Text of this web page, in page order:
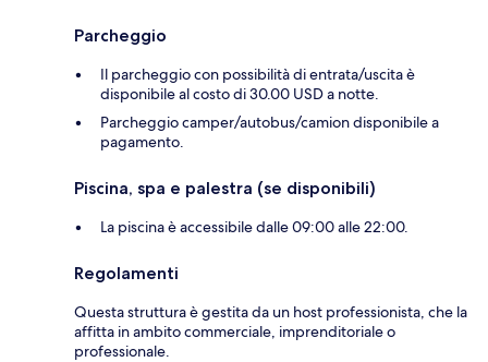
Parcheggio
Il parcheggio con possibilità di entrata/uscita è
disponibile al costo di 30.00 USD a notte.
Parcheggio camper/autobus/camion disponibile a
pagamento.
Piscina, spa e palestra (se disponibili)
La piscina è accessibile dalle 09:00 alle 22:00.
Regolamenti
Questa struttura è gestita da un host professionista, che la
affitta in ambito commerciale, imprenditoriale o
professionale.